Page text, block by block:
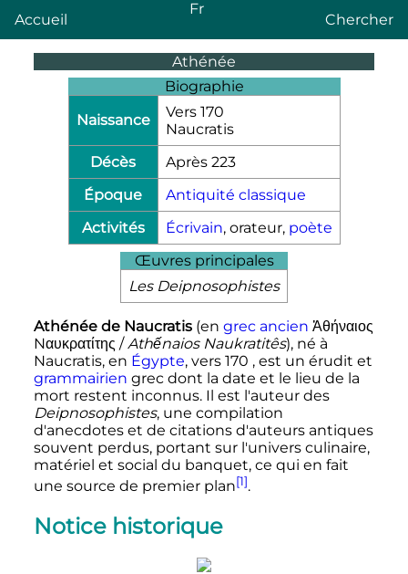
Accueil
Fr
Chercher
Athénée
Biographie
Naissance
Vers 170
Naucratis
Décès
Après 223
Époque
Antiquité classique
Activités
Écrivain, orateur, poète
Œuvres principales
Les Deipnosophistes
Athénée de Naucratis(en grec ancien Ἀθήναιος
Nαυκρατίτης / Athếnaios Naukratitês), né à
Naucratis, en Égypte, vers 170 , est un érudit et
grammairien grec dont la date et le lieu de la
mort restent inconnus. Il est l'auteur des
Deipnosophistes, une compilation
d'anecdotes et de citations d'auteurs antiques
souvent perdus, portant sur l'univers culinaire,
matériel et social du banquet, ce qui en fait
une source de premier plan[1].
Notice historique